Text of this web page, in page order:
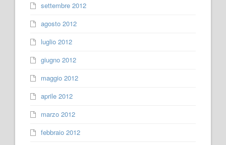
settembre 2012
agosto 2012
luglio 2012
giugno 2012
maggio 2012
aprile 2012
marzo 2012
febbraio 2012